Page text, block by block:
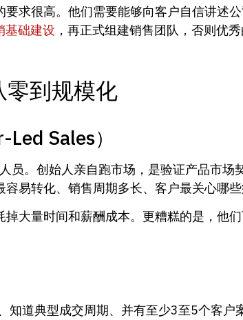
求很高。他们需要能够向客户自信讲述
基础建设 ，再正式组建销售团队，否则优
到规模化
Sales）
员。创始人亲自跑市场，是验证产品市
易转化、销售周期多长、客户最关心哪
大量时间和薪酬成本。更糟糕的是，他
道典型成交周期、并有至少3至5个客户